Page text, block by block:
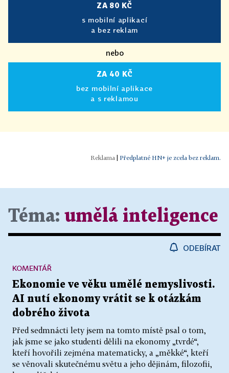
ZA 80 KČ
s mobilní aplikací
a bez reklam
nebo
ZA 40 KČ
bez mobilní aplikace
a s reklamou
| Předplatné HN+ je zcela bez reklam.
Téma: umělá inteligence
ODEBÍRAT
Ekonomie ve věku umělé nemyslivosti.
AI nutí ekonomy vrátit se k otázkám
dobrého života
Před sedmnácti lety jsem na tomto místě psal o tom,
jak jsme se jako studenti dělili na ekonomy „tvrdé“,
kteří hovořili zejména matematicky, a „měkké“, kteří
se věnovali skutečnému světu a jeho dějinám, filozofii,
KOMENTÁŘ